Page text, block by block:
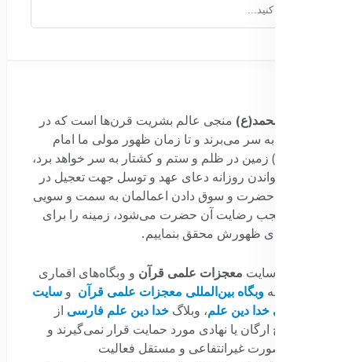
قائم آل محمد(ع) منجی عالم بشریت قرن‌ها است که در
پس پرده به سر می‌برند و تا زمان ظهور مولی ما امام
عصر(عج) زمین در ظلم و ستم و کشتار به سر خواهد برد،
بیایید با خواندن روزانه دعای عهد و توسل جهت تعجیل در
ظهور آن حضرت و سوق دادن اعمالمان به سمت و سویی
که مستعجب رضایت آن حضرت می‌شود، زمینه را برای
تعجیل برای ظهورش محقق بنماییم.
وب‌سایت معجزات علمی قرآن و وبگاه‌های اقماری
آن از جمله وبگاه بین‌المللی معجزات علمی قرآن و سایت
بین‌المللی خدا دین علم، وبلاگ خدا دین علم فارسی از
جانب هیچ ارگان یا نهادی مورد حمایت قرار نمی‌گیرند و
کاملاً به‌صورت غیرانتفاعی و مستقل فعالیت